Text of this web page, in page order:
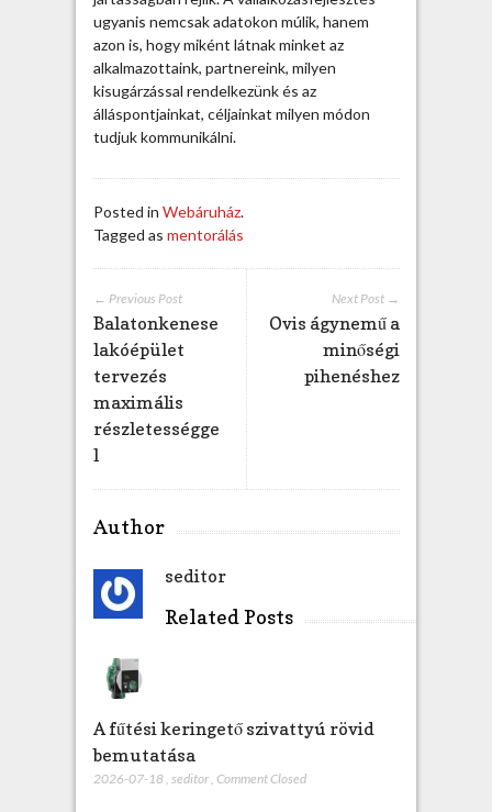
ugyanis nemcsak adatokon múlik, hanem
azon is, hogy miként látnak minket az
alkalmazottaink, partnereink, milyen
kisugárzással rendelkezünk és az
álláspontjainkat, céljainkat milyen módon
tudjuk kommunikálni.
Posted in Webáruház.
Tagged as mentorálás
Next Post →
Ovis ágynemű a
minőségi
pihenéshez
← Previous Post
Balatonkenese
lakóépület
tervezés
maximális
részletességge
l
Author
seditor
Related Posts
A fűtési keringető szivattyú rövid
bemutatása
2026-07-18 seditor Comment Closed